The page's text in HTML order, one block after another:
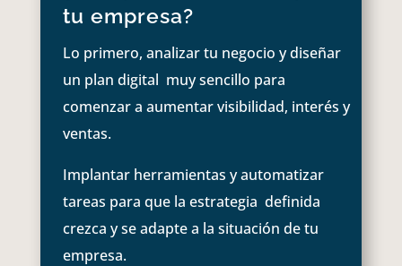
tu empresa?
Lo primero, analizar tu negocio y diseñar
un plan digital muy sencillo para
comenzar a aumentar visibilidad, interés y
ventas.
Implantar herramientas y automatizar
tareas para que la estrategia definida
crezca y se adapte a la situación de tu
empresa.